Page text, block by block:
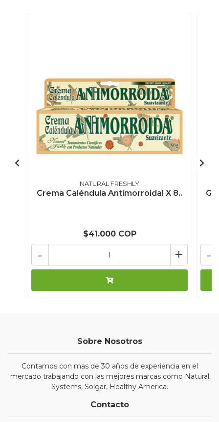
NATURAL FRESHLY
Crema Caléndula Antimorroidal X 8..
$41.000 COP
+
- -
Sobre Nosotros
Contamos con mas de 30 años de experiencia en el
mercado trabajando con las mejores marcas como Natural
Systems, Solgar, Healthy America.
Contacto